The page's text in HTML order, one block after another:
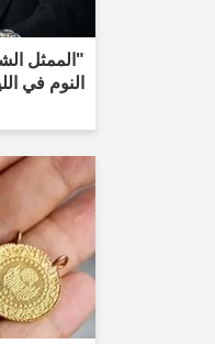
"الممثل
النوم في